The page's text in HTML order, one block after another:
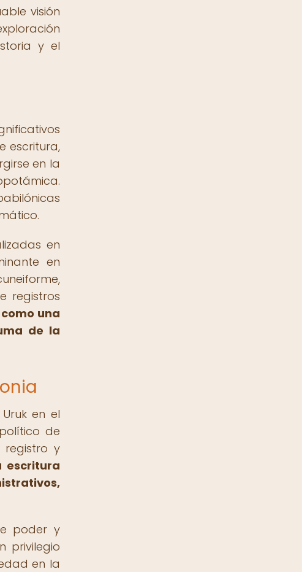
visión
y el
escritura,
en la
en
en
registros
una
de la
en el
de
registro y
escritura
poder y
privilegio
en la